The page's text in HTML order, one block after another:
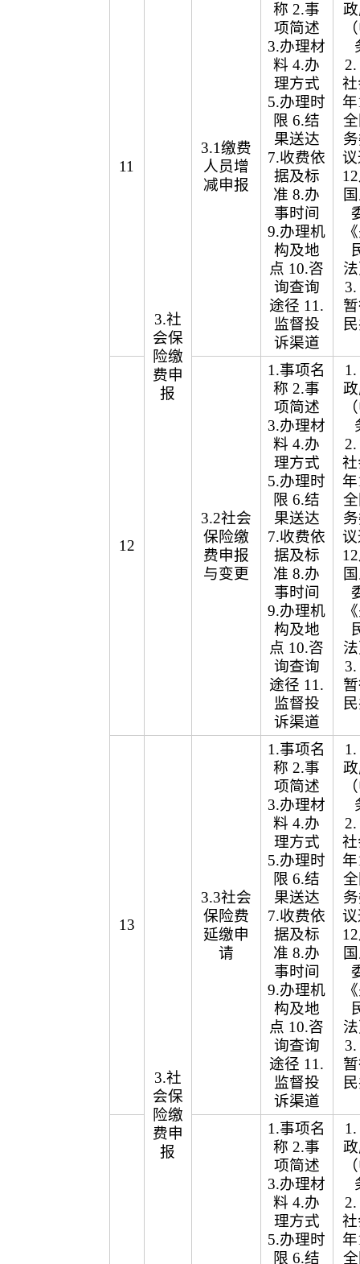
11
3.社
会保
险缴
费申
报
3.1缴费
人员增
减申报
称 2.事
项简述
3.办理材
料 4.办
理方式
5.办理时
限 6.结
果送达
7.收费依
据及标
准 8.办
事时间
9.办理机
构及地
点 10.咨
询查询
途径 11.
监督投
诉渠道
12
3.2社会
保险缴
费申报
与变更
1.事项名
称 2.事
项简述
3.办理材
料 4.办
理方式
5.办理时
限 6.结
果送达
7.收费依
据及标
准 8.办
事时间
9.办理机
构及地
点 10.咨
询查询
途径 11.
监督投
诉渠道
13
3.社
会保
险缴
费申
报
3.3社会
保险费
延缴申
请
1.事项名
称 2.事
项简述
3.办理材
料 4.办
理方式
5.办理时
限 6.结
果送达
7.收费依
据及标
准 8.办
事时间
9.办理机
构及地
点 10.咨
询查询
途径 11.
监督投
诉渠道
1.事项名
称 2.事
项简述
3.办理材
料 4.办
理方式
5.办理时
限 6.结